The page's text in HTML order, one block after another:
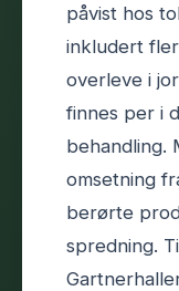
påvist hos
inkludert
overleve i
finnes per i
behandling.
omsetning
berørte
spredning.